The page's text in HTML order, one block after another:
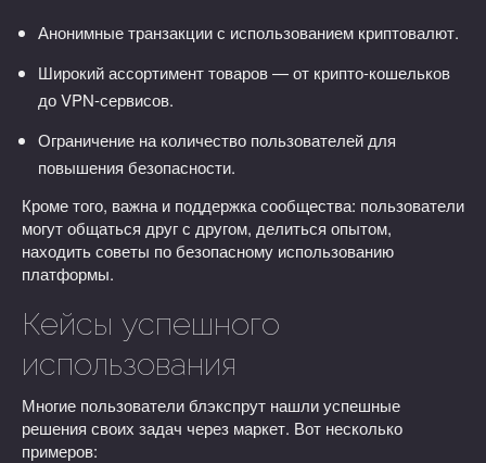
Анонимные транзакции с использованием криптовалют.
Широкий ассортимент товаров — от крипто-кошельков
до VPN-сервисов.
Ограничение на количество пользователей для
повышения безопасности.
Кроме того, важна и поддержка сообщества: пользователи
могут общаться друг с другом, делиться опытом,
находить советы по безопасному использованию
платформы.
Кейсы успешного
использования
Многие пользователи блэкспрут нашли успешные
решения своих задач через маркет. Вот несколько
примеров: